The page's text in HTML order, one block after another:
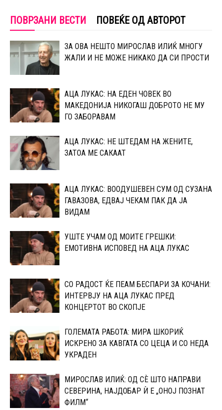
ПОВРЗАНИ ВЕСТИ ПОВЕЌЕ ОД АВТОРОТ
ЗА ОВА НЕШТО МИРОСЛАВ ИЛИЌ МНОГУ
ЖАЛИ И НЕ МОЖЕ НИКАКО ДА СИ ПРОСТИ
АЦА ЛУКАС: НА ЕДЕН ЧОВЕК ВО
МАКЕДОНИЈА НИКОГАШ ДОБРОТО НЕ МУ
ГО ЗАБОРАВАМ
АЦА ЛУКАС: НЕ ШТЕДАМ НА ЖЕНИТЕ,
ЗАТОА МЕ САКААТ
АЦА ЛУКАС: ВООДУШЕВЕН СУМ ОД СУЗАНА
ГАВАЗОВА, ЕДВАЈ ЧЕКАМ ПАК ДА ЈА
ВИДАМ
УШТЕ УЧАМ ОД МОИТЕ ГРЕШКИ:
ЕМОТИВНА ИСПОВЕД НА АЦА ЛУКАС
СО РАДОСТ ЌЕ ПЕАМ БЕСПАРИ ЗА КОЧАНИ:
ИНТЕРВЈУ НА АЦА ЛУКАС ПРЕД
КОНЦЕРТОТ ВО СКОПЈЕ
ГОЛЕМАТА РАБОТА: МИРА ШКОРИЌ
ИСКРЕНО ЗА КАВГАТА СО ЦЕЦА И СО НЕДА
УКРАДЕН
МИРОСЛАВ ИЛИЌ: ОД СÈ ШТО НАПРАВИ
СЕВЕРИНА, НАЈДОБАР Ѝ Е „ОНОЈ ПОЗНАТ
ФИЛМ“